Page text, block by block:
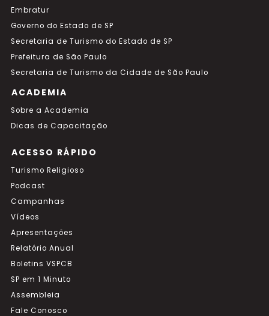
Embratur
Governo do Estado de SP
Secretaria de Turismo do Estado de SP
Prefeitura de São Paulo
Secretaria de Turismo da Cidade de São Paulo
ACADEMIA
Sobre a Academia
Dicas de Capacitação
ACESSO RÁPIDO
Turismo Religioso
Podcast
Campanhas
Vídeos
Apresentações
Relatório Anual
Boletins VSPCB
SP em 1 Minuto
Assembleia
Fale Conosco